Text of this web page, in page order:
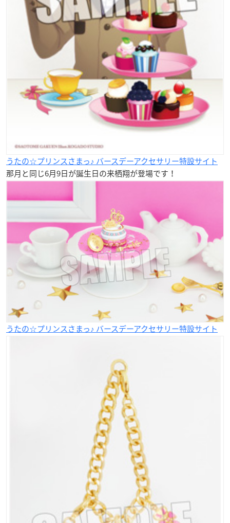
うたの☆プリンスさまっ♪ バースデーアクセサリー特設サイト
那月と同じ6月9日が誕生日の来栖翔が登場です！
うたの☆プリンスさまっ♪ バースデーアクセサリー特設サイト